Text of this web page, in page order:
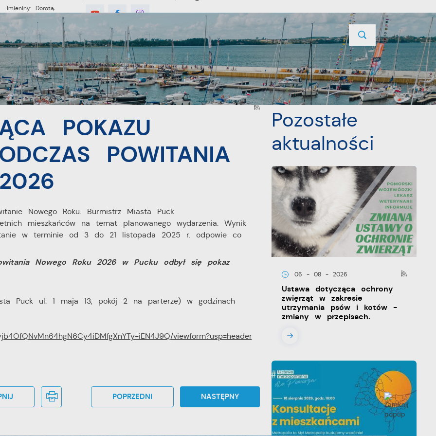
Imieniny: Dorota,
Konrad, Kajetan
MIESZKANIEC TURYSTYKA INWESTYCJE PROJEKTY UNIJNE KONTAKT
FAJERWERKÓW PODCZAS POWITANIA NOWEGO ROKU 2026 POPRZEDNI NASTĘPNY
POKAZU
POWITANIA
Nowego Roku. Burmistrz Miasta Puck
mieszkańców na temat planowanego wydarzenia. Wynik
w terminie od 3 do 21 listopada 2025 r. odpowie co
Nowego Roku 2026 w Pucku odbył się pokaz
Puck ul. 1 maja 13, pokój 2 na parterze) w godzinach
iEN4J9Q/viewform?usp=header
POPRZEDNI NASTĘPNY
Pozostałe
aktualności
06 - 08 - 2026
Ustawa dotycząca ochrony
zwięrząt w zakresie
utrzymania psów i kotów -
zmiany w przepisach.